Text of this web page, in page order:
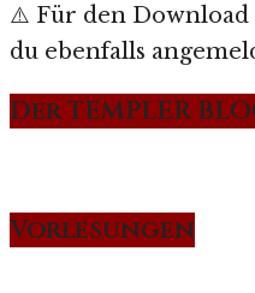
⚠️ Für den
du ebenfalls
Der TEMPLER
Vorlesungen